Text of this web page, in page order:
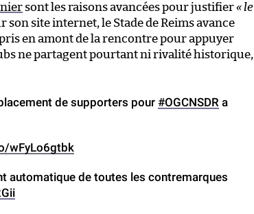
sont les raisons avancées pour justifier« le
son site internet, le Stade de Reims avance
en amont de la rencontre pour appuyer
ne partagent pourtant ni rivalité historique,
de supporters pour#OGCNSDR a
wFyLo6gtbk
automatique de toutes les contremarques